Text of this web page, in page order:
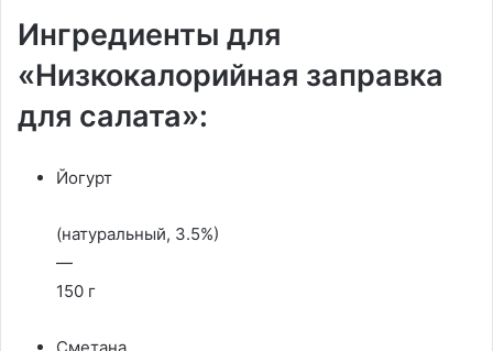
Ингредиенты для
«Низкокалорийная заправка
для салата»:
Йогурт
(натуральный, 3.5%)
—
150 г